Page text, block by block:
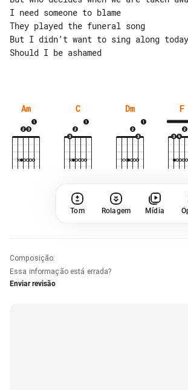
I need someone to blame
They played the funeral song
But I didn’t want to sing along today
Should I be ashamed
Am C Dm F
Tom Rolagem Mídia
Composição:
Essa informação está errada?
Enviar revisão